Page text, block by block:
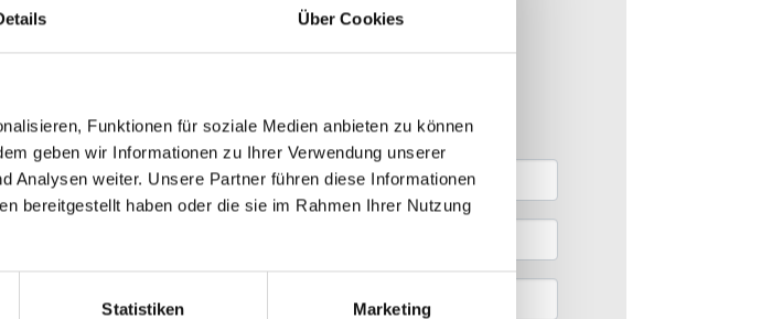
Über Cookies
Funktionen für soziale Medien anbieten zu können
geben wir Informationen zu Ihrer Verwendung unserer
Analysen weiter. Unsere Partner führen diese Informationen
bereitgestellt haben oder die sie im Rahmen Ihrer Nutzung
Statistiken Marketing